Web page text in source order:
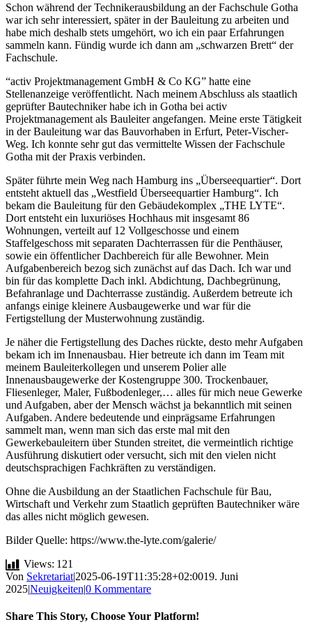
Schon während der Technikerausbildung an der Fachschule Gotha
war ich sehr interessiert, später in der Bauleitung zu arbeiten und
habe mich deshalb stets umgehört, wo ich ein paar Erfahrungen
sammeln kann. Fündig wurde ich dann am „schwarzen Brett“ der
Fachschule.
“activ Projektmanagement GmbH & Co KG” hatte eine
Stellenanzeige veröffentlicht. Nach meinem Abschluss als staatlich
geprüfter Bautechniker habe ich in Gotha bei activ
Projektmanagement als Bauleiter angefangen. Meine erste Tätigkeit
in der Bauleitung war das Bauvorhaben in Erfurt, Peter-Vischer-
Weg. Ich konnte sehr gut das vermittelte Wissen der Fachschule
Gotha mit der Praxis verbinden.
Später führte mein Weg nach Hamburg ins „Überseequartier“. Dort
entsteht aktuell das „Westfield Überseequartier Hamburg“. Ich
bekam die Bauleitung für den Gebäudekomplex „THE LYTE“.
Dort entsteht ein luxuriöses Hochhaus mit insgesamt 86
Wohnungen, verteilt auf 12 Vollgeschosse und einem
Staffelgeschoss mit separaten Dachterrassen für die Penthäuser,
sowie ein öffentlicher Dachbereich für alle Bewohner. Mein
Aufgabenbereich bezog sich zunächst auf das Dach. Ich war und
bin für das komplette Dach inkl. Abdichtung, Dachbegrünung,
Befahranlage und Dachterrasse zuständig. Außerdem betreute ich
anfangs einige kleinere Ausbaugewerke und war für die
Fertigstellung der Musterwohnung zuständig.
Je näher die Fertigstellung des Daches rückte, desto mehr Aufgaben
bekam ich im Innenausbau. Hier betreute ich dann im Team mit
meinem Bauleiterkollegen und unserem Polier alle
Innenausbaugewerke der Kostengruppe 300. Trockenbauer,
Fliesenleger, Maler, Fußbodenleger,… alles für mich neue Gewerke
und Aufgaben, aber der Mensch wächst ja bekanntlich mit seinen
Aufgaben. Andere bedeutende und einprägsame Erfahrungen
sammelt man, wenn man sich das erste mal mit den
Gewerkebauleitern über Stunden streitet, die vermeintlich richtige
Ausführung diskutiert oder versucht, sich mit den vielen nicht
deutschsprachigen Fachkräften zu verständigen.
Ohne die Ausbildung an der Staatlichen Fachschule für Bau,
Wirtschaft und Verkehr zum Staatlich geprüften Bautechniker wäre
das alles nicht möglich gewesen.
Bilder Quelle: https://www.the-lyte.com/galerie/
Views: 121
Von Sekretariat|2025-06-19T11:35:28+02:0019. Juni
2025|Neuigkeiten|0 Kommentare
Share This Story, Choose Your Platform!